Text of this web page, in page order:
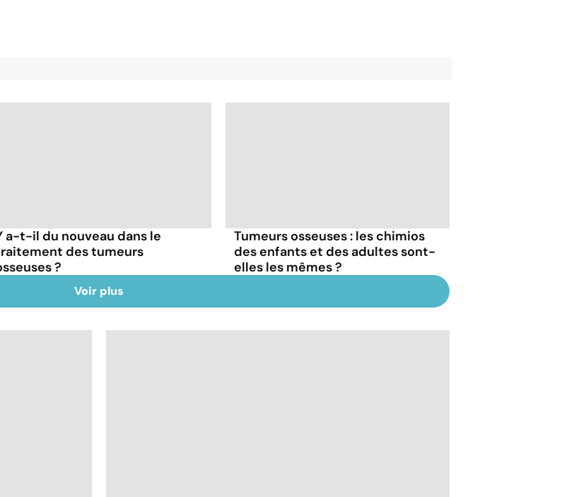
a-t-il du nouveau dans le
des tumeurs
?
Tumeurs osseuses : les chimios
des enfants et des adultes sont-
elles les mêmes ?
Voir plus